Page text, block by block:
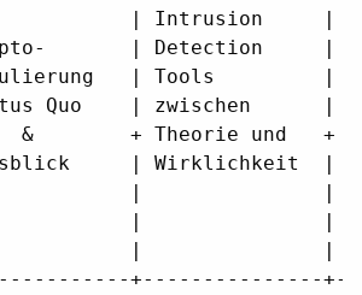
| Intrusion     |
| Detection     |
| Tools
Quo    | zwischen      |
+ Theorie und   +
| Wirklichkeit  |
|               |
|
|               |
+---------------